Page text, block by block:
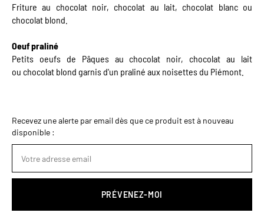
Friture au chocolat noir, chocolat au lait, chocolat blanc ou
chocolat blond.
Oeuf praliné
Petits oeufs de Pâques au chocolat noir, chocolat au lait
ou chocolat blond garnis d'un praliné aux noisettes du Piémont.
Recevez une alerte par email dès que ce produit est à nouveau
disponible :
PRÉVENEZ-MOI